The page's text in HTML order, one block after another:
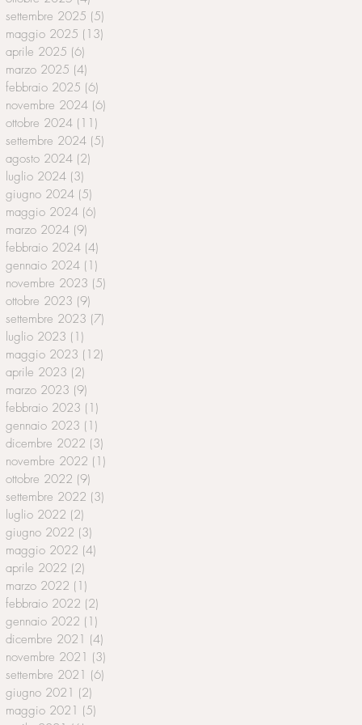
settembre 2025 (5)
maggio 2025 (13)
aprile 2025 (6)
marzo 2025 (4)
febbraio 2025 (6)
novembre 2024 (6)
ottobre 2024 (11)
settembre 2024 (5)
agosto 2024 (2)
luglio 2024 (3)
giugno 2024 (5)
maggio 2024 (6)
marzo 2024 (9)
febbraio 2024 (4)
gennaio 2024 (1)
novembre 2023 (5)
ottobre 2023 (9)
settembre 2023 (7)
luglio 2023 (1)
maggio 2023 (12)
aprile 2023 (2)
marzo 2023 (9)
febbraio 2023 (1)
gennaio 2023 (1)
dicembre 2022 (3)
novembre 2022 (1)
ottobre 2022 (9)
settembre 2022 (3)
luglio 2022 (2)
giugno 2022 (3)
maggio 2022 (4)
aprile 2022 (2)
marzo 2022 (1)
febbraio 2022 (2)
gennaio 2022 (1)
dicembre 2021 (4)
novembre 2021 (3)
settembre 2021 (6)
giugno 2021 (2)
maggio 2021 (5)